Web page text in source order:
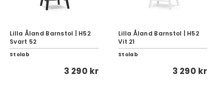
Lilla Åland Barnstol | H52
Svart 52
Stolab
3 290 kr
Lilla Åland Barnstol | H52
Vit 21
Stolab
3 290 kr